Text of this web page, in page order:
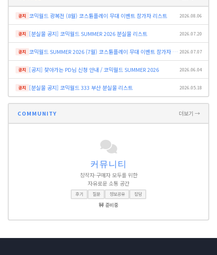
공지 코믹월드 광복전 (8월) 코스튬플레이 무대 이벤트 참가자 리스트 2026.08.06
공지 [분실물 공지] 코믹월드 SUMMER 2026 분실물 리스트 2026.07.20
공지 코믹월드 SUMMER 2026 (7월) 코스튬플레이 무대 이벤트 참가자 리스트 2026.07.07
공지 [공지] 찾아가는 PD님 신청 안내 / 코믹월드 SUMMER 2026 2026.06.04
공지 [분실물 공지] 코믹월드 333 부산 분실물 리스트 2026.05.18
COMMUNITY 더보기 →
커뮤니티
창작자·구매자 모두를 위한
자유로운 소통 공간
후기 질문 정보공유 잡담
🚧 준비중